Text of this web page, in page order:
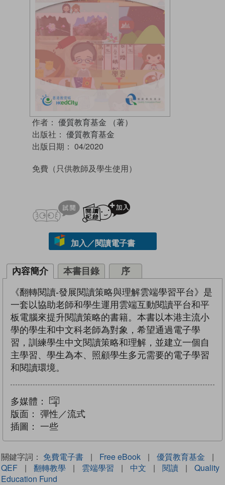
作者： 優質教育基金 （著）
出版社： 優質教育基金
出版日期： 04/2020
免費 （只供教師及學生使用）
試閲
加入／閱讀電子書
內容簡介 本書目錄 序
《翻轉閱讀-發展閱讀策略與理解雲端學習平台》是
一套以協助老師和學生運用雲端互動閱讀平台和平
板電腦來提升閱讀策略的書籍。本書以本港主流小
學的學生和中文科老師為對象，希望通過電子學
習，訓練學生中文閱讀策略和理解，並建立一個自
主學習、學生為本、照顧學生多元需要的電子學習
和閱讀環境。
多媒體：
版面：
彈性／流式
插圖：
一些
關鍵字詞： 免費電子書 | Free eBook | 優質教育基金
|
QEF
| 翻轉教學 | 雲端學習 | 中文 | 閱讀 |
Quality
Education Fund